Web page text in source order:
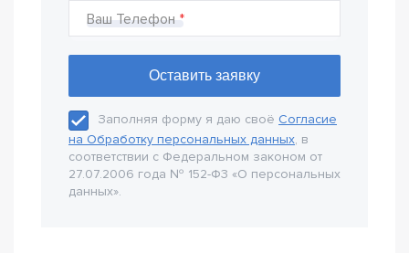
Ваш Телефон
Заполняя форму я даю своё Согласие
на Обработку персональных данных, в
соответствии с Федеральном законом от
27.07.2006 года № 152-Ф3 «О персональных
данных».